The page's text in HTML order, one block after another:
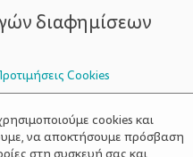
ΣΥΜΒΟΥΛΟΙ
διαφημίσεων
Cookies
cookies και
να αποκτήσουμε πρόσβαση
στη συσκευή σας και